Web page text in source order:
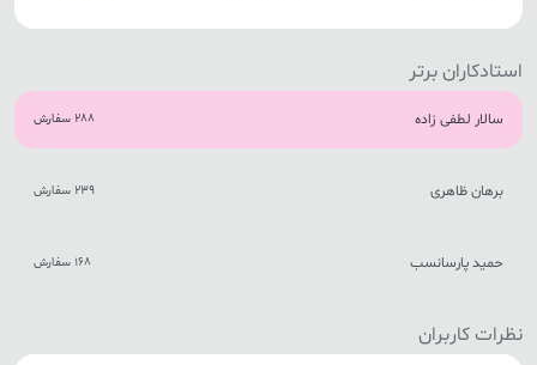
استادکاران برتر
سالار لطفی زاده 288 سفارش
برهان ظاهری 239 سفارش
حمید پارسانسب 168 سفارش
نظرات کاربران